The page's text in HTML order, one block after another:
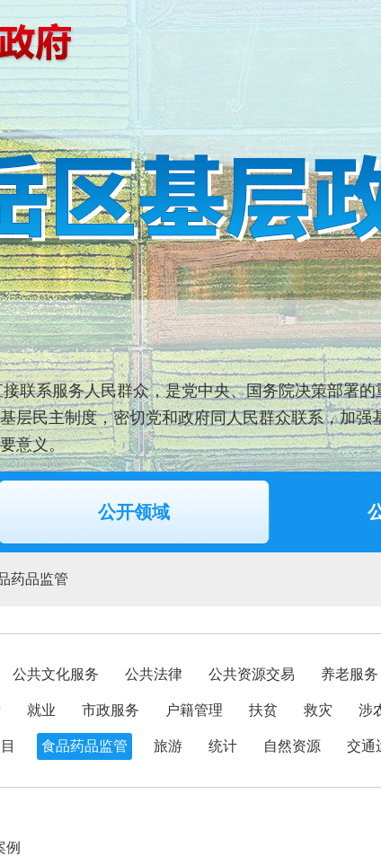
系服务人民群众，是党中央、国务院决策部署的
层民主制度，密切党和政府同人民群众联系，加
意义。
公开领域
药品监管
公共文化服务 公共法律 公共资源交易 养老服务
就业 市政服务 户籍管理 扶贫 救灾 涉
食品药品监管 旅游 统计 自然资源 交通
例